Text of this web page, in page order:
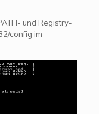
und Registry-
config im